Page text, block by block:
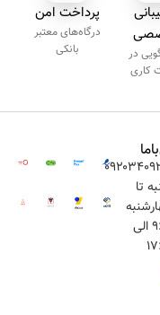
در
کاری
پرداخت امن
درگاه‌های معتبر
بانکی
تا
۹:۰۰ الی